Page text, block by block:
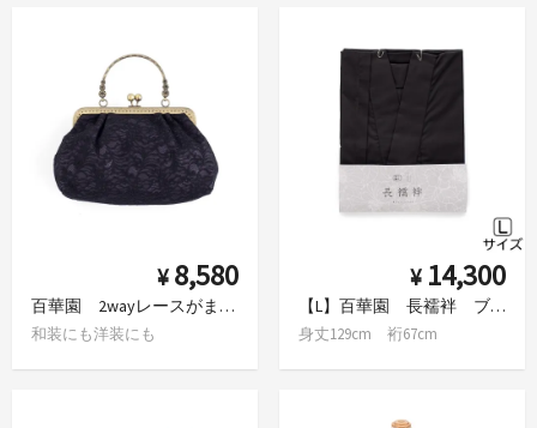
¥ 8,580
百華園 2wayレースがま口バッグ Black
和装にも洋装にも
¥ 14,300
【L】百華園 長襦袢 ブラック
身丈129cm 裄67cm